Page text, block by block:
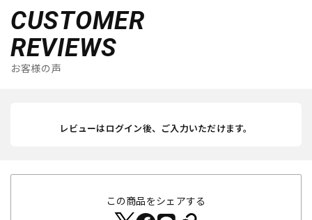
CUSTOMER
REVIEWS
お客様の声
レビューはログイン後、ご入力いただけます。
この商品をシェアする